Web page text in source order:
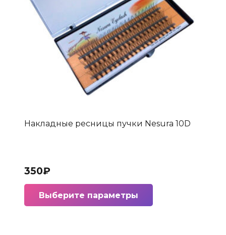
на
странице
товара.
Накладные ресницы пучки Nesura 10D
350₽
Выберите параметры